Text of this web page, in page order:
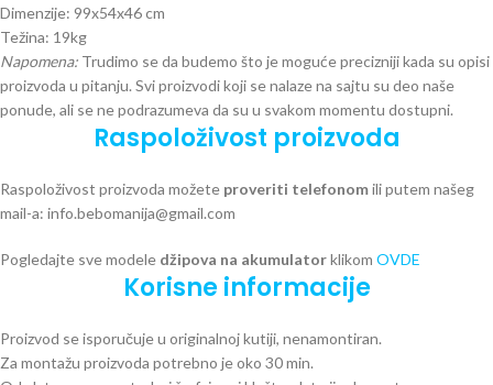
Dimenzije: 99x54x46 cm
Težina: 19kg
Napomena: Trudimo se da budemo što je moguće precizniji kada su opisi
proizvoda u pitanju. Svi proizvodi koji se nalaze na sajtu su deo naše
ponude, ali se ne podrazumeva da su u svakom momentu dostupni.
Raspoloživost proizvoda
Raspoloživost proizvoda možete proveriti telefonomili putem našeg
mail-a: info.bebomanija@gmail.com
Pogledajte sve modele džipova na akumulatorklikom OVDE
Korisne informacije
Proizvod se isporučuje u originalnoj kutiji, nenamontiran.
Za montažu proizvoda potrebno je oko 30 min.